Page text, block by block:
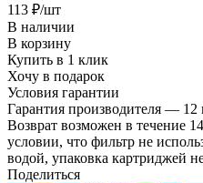
113 ₽/шт
В наличии
В корзину
Купить в 1 клик
Хочу в подарок
Условия гарантии
Гарантия производителя — 12
Возврат возможен в течение
условии, что фильтр не
водой, упаковка картриджей
Поделиться